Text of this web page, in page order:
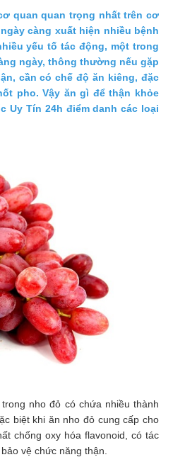
quan quan trọng nhất trên cơ
càng xuất hiện nhiều bệnh
yếu tố tác động, một trong
ngày, thông thường nếu gặp
cần có chế độ ăn kiêng, đặc
pho. Vậy ăn gì để thận khỏe
Uy Tín 24h điểm danh các loại
nho đỏ có chứa nhiều thành
biệt khi ăn nho đỏ cung cấp cho
chống oxy hóa flavonoid, có tác
vệ chức năng thận.